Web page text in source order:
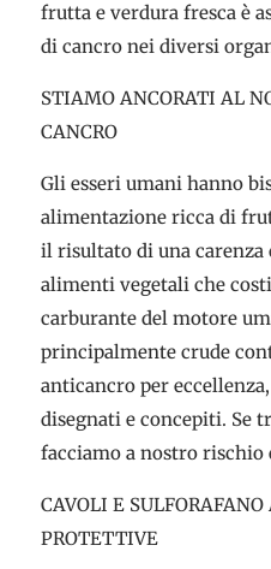
frutta e verdura fresca è
di cancro nei diversi
STIAMO ANCORATI AL
CANCRO
Gli esseri umani hanno
alimentazione ricca di
il risultato di una
alimenti vegetali che
carburante del motore
principalmente crude
anticancro per
disegnati e concepiti. Se
facciamo a nostro rischio
CAVOLI E
PROTETTIVE